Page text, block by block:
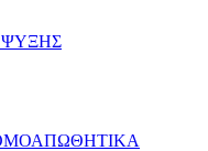
ΨΥΞΗΣ